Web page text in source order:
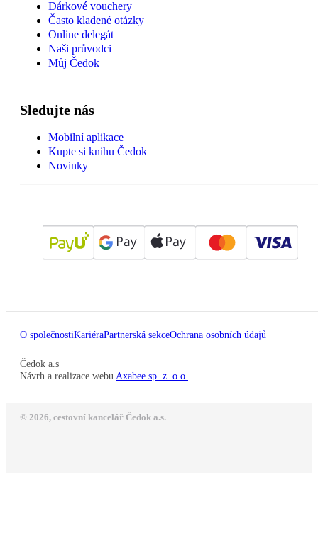
Dárkové vouchery
Často kladené otázky
Online delegát
Naši průvodci
Můj Čedok
Sledujte nás
Mobilní aplikace
Kupte si knihu Čedok
Novinky
O společnostiKariéraPartnerská sekceOchrana osobních údajů
Čedok a.s
Návrh a realizace webu Axabee sp. z. o.o.
© 2026, cestovní kancelář Čedok a.s.